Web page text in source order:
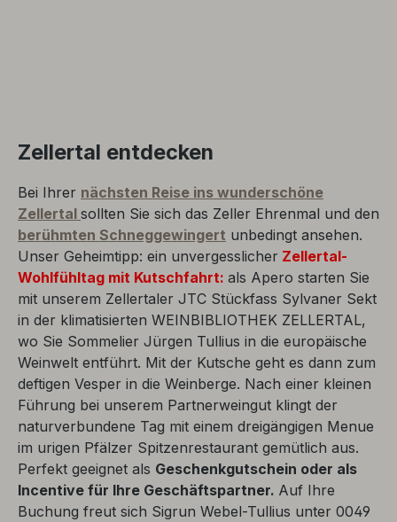
Zellertal entdecken
Bei Ihrer nächsten Reise ins wunderschöne
Zellertal sollten Sie sich das Zeller Ehrenmal und den
berühmten Schneggewingert unbedingt ansehen.
Unser Geheimtipp: ein unvergesslicher Zellertal-
Wohlfühltag mit Kutschfahrt: als Apero starten Sie
mit unserem Zellertaler JTC Stückfass Sylvaner Sekt
in der klimatisierten WEINBIBLIOTHEK ZELLERTAL,
wo Sie Sommelier Jürgen Tullius in die europäische
Weinwelt entführt. Mit der Kutsche geht es dann zum
deftigen Vesper in die Weinberge. Nach einer kleinen
Führung bei unserem Partnerweingut klingt der
naturverbundene Tag mit einem dreigängigen Menue
im urigen Pfälzer Spitzenrestaurant gemütlich aus.
Perfekt geeignet als Geschenkgutschein oder als
Incentive für Ihre Geschäftspartner. Auf Ihre
Buchung freut sich Sigrun Webel-Tullius unter 0049